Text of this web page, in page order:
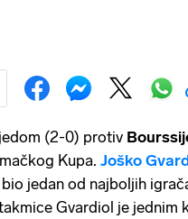
(2-0) protiv
Kupa. Joško
jedan od najboljih
Gvardiol je jednim